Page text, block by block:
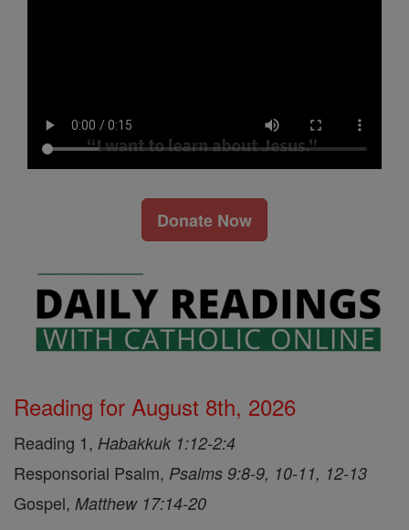
Donate Now
Reading for August 8th, 2026
Reading 1, Habakkuk 1:12-2:4
Responsorial Psalm, Psalms 9:8-9, 10-11, 12-13
Gospel, Matthew 17:14-20